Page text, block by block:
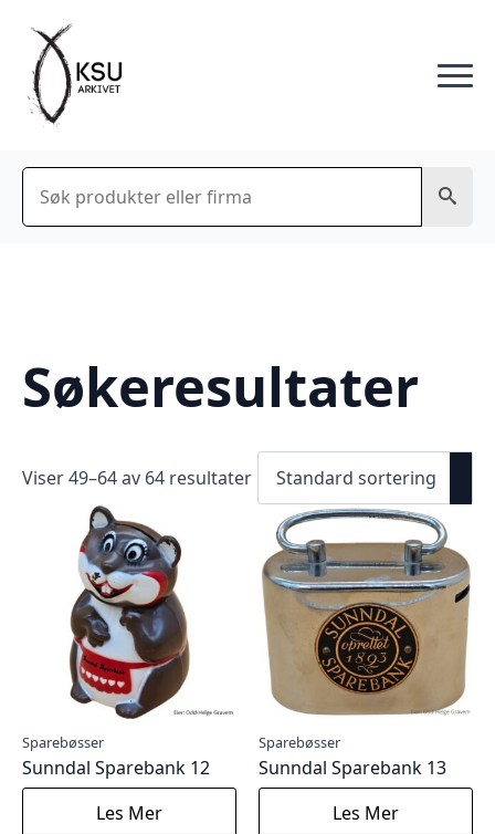
Søk
Søkeresultater
Viser 49–64 av 64 resultater
Sparebøsser
Sunndal Sparebank 12
Les Mer
Sparebøsser
Sunndal Sparebank 13
Les Mer